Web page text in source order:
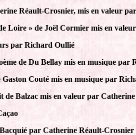
Réault-Crosnier, mis en valeur
Loire » de Joël Cormier mis en
par Richard Oullié
de Du Bellay mis en musique par
Gaston Couté mis en musique par
de Balzac mis en valeur par
par Catherine Réault-Crosnier